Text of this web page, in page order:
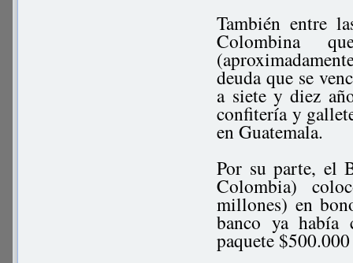
También entre
Colombina
deuda que se
a siete y diez
confitería y
en Guatemala.
Por su parte, el
Colombia)
millones) en
banco ya había
paquete